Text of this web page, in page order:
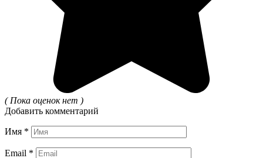
( Пока оценок нет )
Добавить комментарий
Имя *
Email *